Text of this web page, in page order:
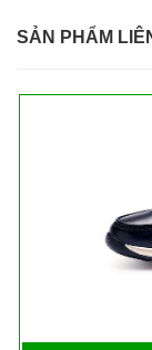
SẢN PHẨM